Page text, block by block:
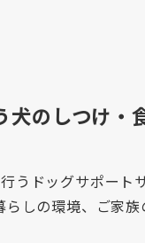
のしつけ・
うドッグサポート
しの環境、ご家